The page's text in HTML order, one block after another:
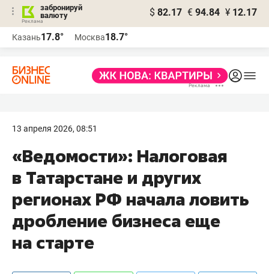
забронируй
валюту
$ 82.17 € 94.84 ¥ 12.17
Казань17.8° Москва18.7°
13 апреля 2026, 08:51
«Ведомости»: Налоговая
в Татарстане и других
регионах РФ начала ловить
дробление бизнеса еще
на старте